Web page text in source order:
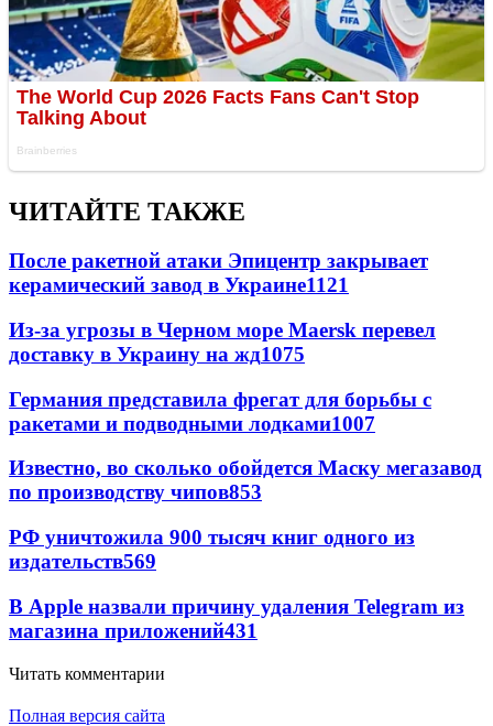
ЧИТАЙТЕ ТАКЖЕ
После ракетной атаки Эпицентр закрывает
керамический завод в Украине1121
Из-за угрозы в Черном море Maersk перевел
доставку в Украину на жд1075
Германия представила фрегат для борьбы с
ракетами и подводными лодками1007
Известно, во сколько обойдется Маску мегазавод
по производству чипов853
РФ уничтожила 900 тысяч книг одного из
издательств569
В Apple назвали причину удаления Telegram из
магазина приложений431
Читать комментарии
Полная версия сайта